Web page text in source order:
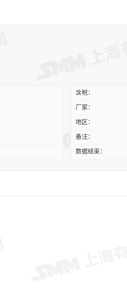
含税：
厂家：
地区：
备注：
数据结束：